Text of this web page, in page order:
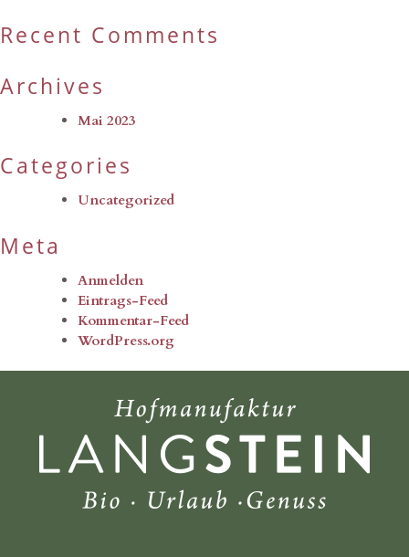
Recent Comments
Archives
Mai 2023
Categories
Uncategorized
Meta
Anmelden
Eintrags-Feed
Kommentar-Feed
WordPress.org